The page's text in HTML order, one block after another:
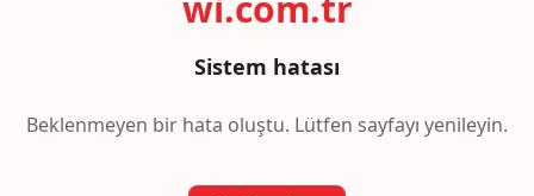
Sistem hatası
Beklenmeyen bir hata oluştu. Lütfen sayfayı yenileyin.